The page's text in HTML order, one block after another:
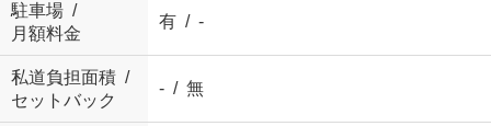
駐車場 /
月額料金
有 / -
私道負担面積 /
セットバック
- / 無